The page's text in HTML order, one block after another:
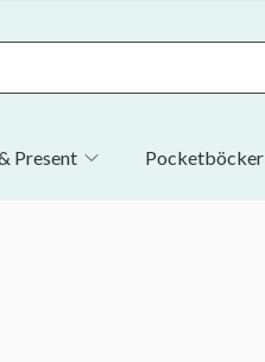
Present Pocketböcker